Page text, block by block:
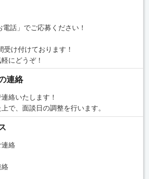
電話」でご応募ください！
け付けております！
にどうぞ！
連絡
絡いたします！
で、面談日の調整を行います。
連絡
絡